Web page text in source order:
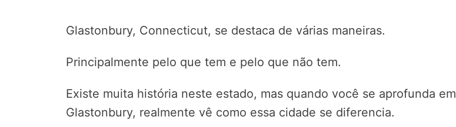
Glastonbury, Connecticut, se destaca de várias maneiras.
Principalmente pelo que tem e pelo que não tem.
Existe muita história neste estado, mas quando você se aprofunda em
Glastonbury, realmente vê como essa cidade se diferencia.